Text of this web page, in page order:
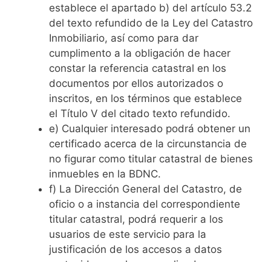
establece el apartado b) del artículo 53.2
del texto refundido de la Ley del Catastro
Inmobiliario, así como para dar
cumplimento a la obligación de hacer
constar la referencia catastral en los
documentos por ellos autorizados o
inscritos, en los términos que establece
el Título V del citado texto refundido.
e) Cualquier interesado podrá obtener un
certificado acerca de la circunstancia de
no figurar como titular catastral de bienes
inmuebles en la BDNC.
f) La Dirección General del Catastro, de
oficio o a instancia del correspondiente
titular catastral, podrá requerir a los
usuarios de este servicio para la
justificación de los accesos a datos